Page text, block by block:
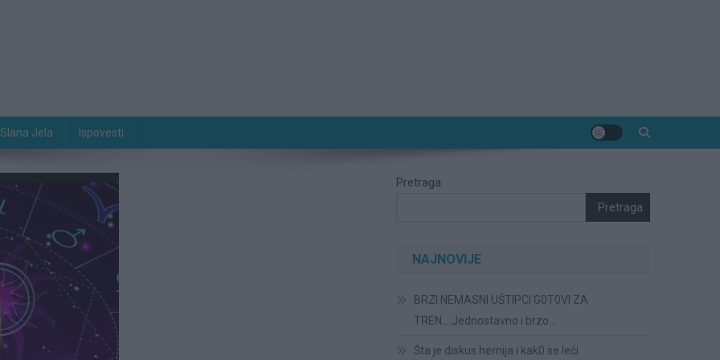
Slana Jela Ispovesti
Pretraga
Pretraga
NAJNOVIJE
BRZI NEMASNI UŠTIPCI G0T0VI ZA
TREN….Jednostavno i brzo…
Šta je diskus hernija i kak0 se leči